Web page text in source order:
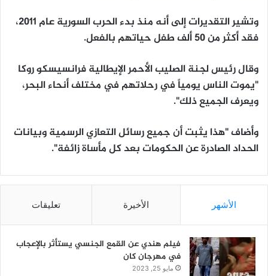
وتشير التقديرات إلى أنه منذ بدء الحرب السورية عام 2011،
فقد أكثر من 50 ألف طفل حياتهم بالفعل.
وقال رئيس لجنة الصليب الأحمر الإيطالية فرانسيسكو روكا
"يموت الناس يومياً في رحلاتهم في مختلف أنحاء البحر،
ويعرف الجميع ذلك".
وأضاف "هذا يثبت أن جميع رسائل التعازي الرسمية وبيانات
الحداد الصادرة عن الحكومات بعد كل مأساة زائفة".
الأشهر الأخيرة تعليقات
فيلم هندي عن القمع الجنسي يستأثر بالإعجاب
في مهرجان كان
مايو 25, 2023